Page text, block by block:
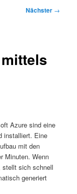
Nächster →
Azure sind eine
installiert. Eine
mit den
Minuten. Wenn
stellt sich schnell
generiert